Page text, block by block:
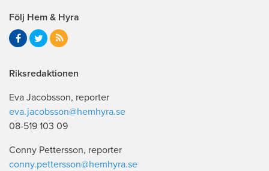
Följ Hem & Hyra
Riksredaktionen
Eva Jacobsson, reporter
eva.jacobsson@hemhyra.se
08-519 103 09
Conny Pettersson, reporter
conny.pettersson@hemhyra.se